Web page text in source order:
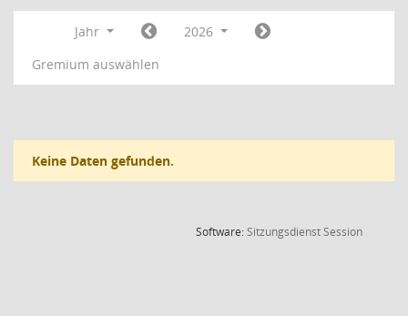
Jahr
2026
Gremium auswählen
Keine Daten gefunden.
Software:SitzungsdienstSession(Wird in